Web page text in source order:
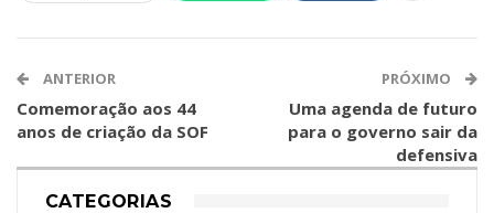
ANTERIOR
Comemoração aos 44
anos de criação da SOF
PRÓXIMO
Uma agenda de futuro
para o governo sair da
defensiva
CATEGORIAS